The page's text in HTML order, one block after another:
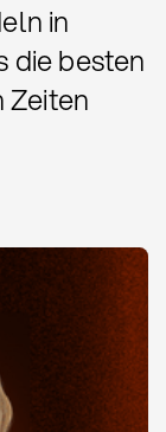
in
die besten
Zeiten